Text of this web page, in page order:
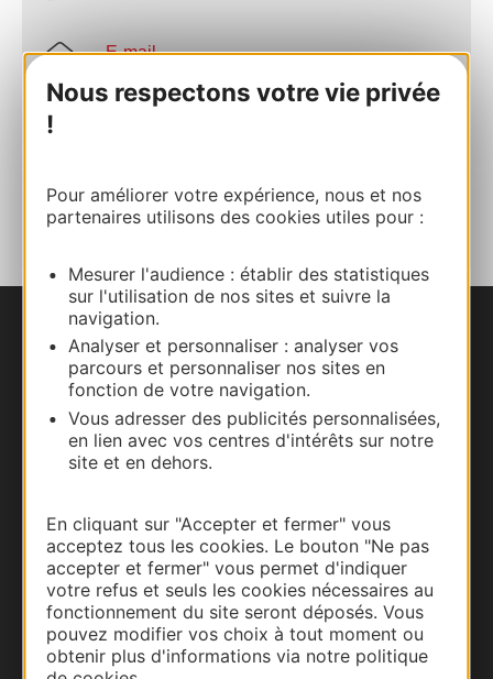
Nous respectons votre vie privée
!
Pour améliorer votre expérience, nous et nos
partenaires utilisons des cookies utiles pour :
Mesurer l'audience : établir des statistiques
sur l'utilisation de nos sites et suivre la
navigation.
Analyser et personnaliser : analyser vos
parcours et personnaliser nos sites en
fonction de votre navigation.
Vous adresser des publicités personnalisées,
en lien avec vos centres d'intérêts sur notre
site et en dehors.
En cliquant sur "Accepter et fermer" vous
acceptez tous les cookies. Le bouton "Ne pas
accepter et fermer" vous permet d'indiquer
votre refus et seuls les cookies nécessaires au
fonctionnement du site seront déposés. Vous
pouvez modifier vos choix à tout moment ou
obtenir plus d'informations via notre politique
E-mail
AJOUTER
AU CARNET
Nous contacter
Carte interactive
Documentation